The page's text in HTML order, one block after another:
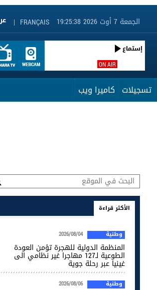
FRANÇAIS
| الجمعة 7 أوت 2026 19:25:38
ON AIR
إستماع
تسجيلات كاميرا ويب
الأكثر قراءة
وطنية 2026/08/04
المنظمة الدولية للهجرة تؤمن العودة
الطوعية لـ127 مهاجرا غير نظامي الى
غينيا عبر رحلة جوية
وطنية 2026/08/06